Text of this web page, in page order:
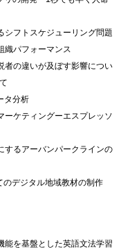
シフトスケジューリング問題
織パフォーマンス
者の違いが及ぼす影響につい
タ分析
ーケティングーエスプレッソ
するアーバンパークラインの
のデジタル地域教材の制作
能を基盤とした英語文法学習